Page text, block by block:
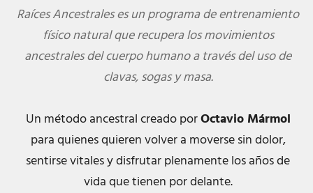
Raíces Ancestrales es un programa de entrenamiento
físico natural que recupera los movimientos
ancestrales del cuerpo humano a través del uso de
clavas, sogas y masa.
Un método ancestral creado porOctavio Mármol
para quienes quieren volver a moverse sin dolor,
sentirse vitales y disfrutar plenamente los años de
vida que tienen por delante.